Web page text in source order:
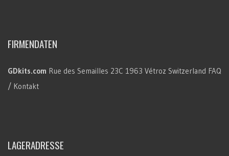
FIRMENDATEN
GDkits.com Rue des Semailles 23C 1963 Vétroz Switzerland FAQ
/ Kontakt
LAGERADRESSE